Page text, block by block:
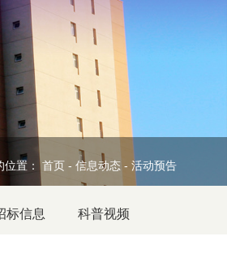
位置：首页 - 信息动态 - 活动预告
标信息 科普视频